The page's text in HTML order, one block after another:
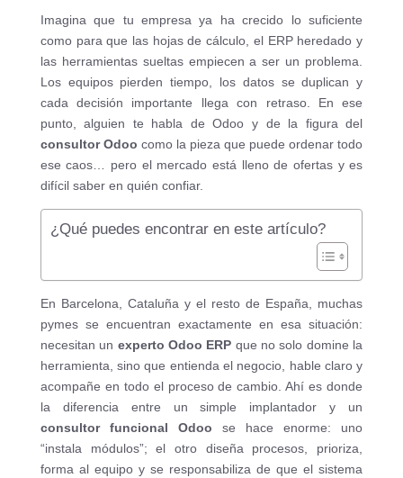
Imagina que tu empresa ya ha crecido lo suficiente
como para que las hojas de cálculo, el ERP heredado y
las herramientas sueltas empiecen a ser un problema.
Los equipos pierden tiempo, los datos se duplican y
cada decisión importante llega con retraso. En ese
punto, alguien te habla de Odoo y de la figura del
consultor Odoo como la pieza que puede ordenar todo
ese caos… pero el mercado está lleno de ofertas y es
difícil saber en quién confiar.
¿Qué puedes encontrar en este artículo?
En Barcelona, Cataluña y el resto de España, muchas
pymes se encuentran exactamente en esa situación:
necesitan un experto Odoo ERP que no solo domine la
herramienta, sino que entienda el negocio, hable claro y
acompañe en todo el proceso de cambio. Ahí es donde
la diferencia entre un simple implantador y un
consultor funcional Odoo se hace enorme: uno
“instala módulos”; el otro diseña procesos, prioriza,
forma al equipo y se responsabiliza de que el sistema